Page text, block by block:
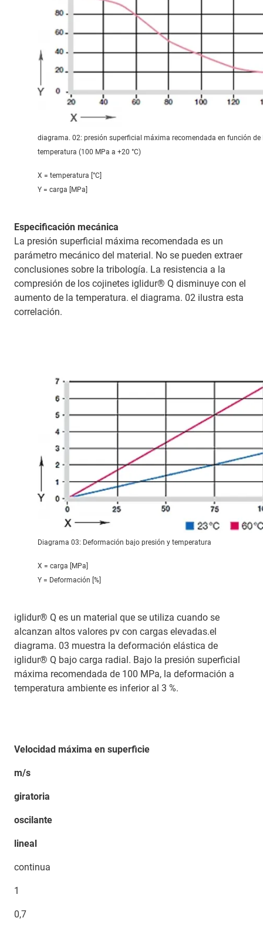
diagrama. 02: presión superficial máxima recomendada en función de
temperatura (100 MPa a +20 °C)
X = temperatura [°C]
Y = carga [MPa]
Especificación mecánica
La presión superficial máxima recomendada es un
parámetro mecánico del material. No se pueden extraer
conclusiones sobre la tribología. La resistencia a la
compresión de los cojinetes iglidur® Q disminuye con el
aumento de la temperatura. el diagrama. 02 ilustra esta
correlación.
Diagrama 03: Deformación bajo presión y temperatura
X = carga [MPa]
Y = Deformación [%]
iglidur® Q es un material que se utiliza cuando se
alcanzan altos valores pv con cargas elevadas.el
diagrama. 03 muestra la deformación elástica de
iglidur® Q bajo carga radial. Bajo la presión superficial
máxima recomendada de 100 MPa, la deformación a
temperatura ambiente es inferior al 3 %.
Velocidad máxima en superficie
m/s
giratoria
oscilante
lineal
continua
1
0,7